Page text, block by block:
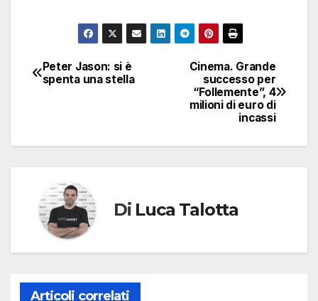
Navigazione
Cinema. Grande
successo per
“Follemente”, 4
milioni di euro di
incassi
Peter Jason: si è
spenta una stella
Di Luca Talotta
Articoli correlati